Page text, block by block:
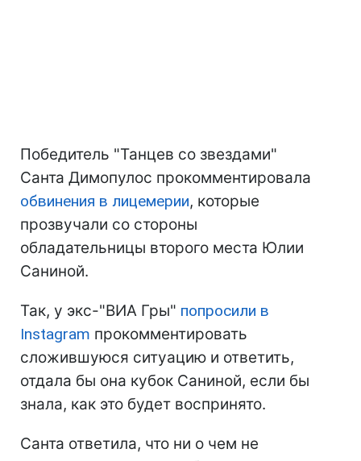
Победитель "Танцев со звездами"
Санта Димопулос прокомментировала
обвинения в лицемерии, которые
прозвучали со стороны
обладательницы второго места Юлии
Саниной.
Так, у экс-"ВИА Гры" попросили в
Instagram прокомментировать
сложившуюся ситуацию и ответить,
отдала бы она кубок Саниной, если бы
знала, как это будет воспринято.
Санта ответила, что ни о чем не